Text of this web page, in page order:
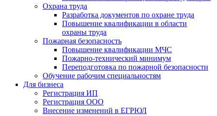
Охрана труда
Разработка документов по охране труда
Повышение квалификации в области
охраны труда
Пожарная безопасность
Повышение квалификации МЧС
Пожарно-технический минимум
Переподготовка по пожарной безопасности
Обучение рабочим специальностям
Для бизнеса
Регистрация ИП
Регистрация ООО
Внесение изменений в ЕГРЮЛ